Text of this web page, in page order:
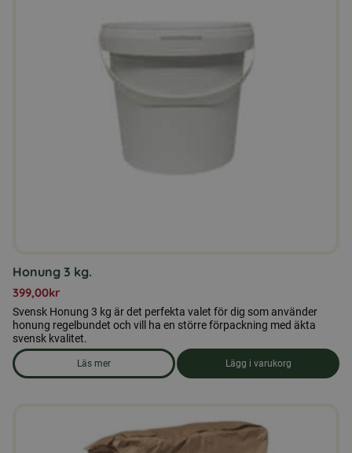
Honung 3 kg.
399,00kr
Svensk Honung 3 kg är det perfekta valet för dig som använder
honung regelbundet och vill ha en större förpackning med äkta
svensk kvalitet.
Läs mer
om produkten Honung 3 kg.
Lägg i varukorg